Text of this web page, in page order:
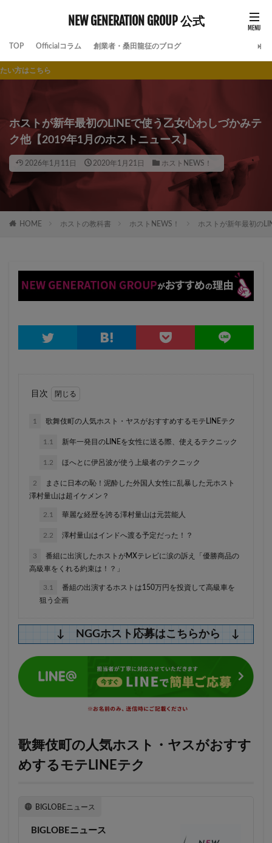
NEW GENERATION GROUP 公式
TOP Officialコラム 創業者・桑田龍征のブログ
ホストが新年最初のLINEで使う乙女心わしづかみテ
ク他【2019年1月のホストニュース】
2026年1月11日 2020年1月21日 ホストNEWS！
HOME ホストの教科書 ホストNEWS！ ホストが新年最初の
目次
1 歌舞伎町の人気ホスト・ヤスがおすすめするモテLINEテク
1.1 新年一発目のLINEを女性に送る際、使えるテクニック
1.2 ほへとに伊呂波が使う上級者のテクニック
2
まさに日本の恥！泥酔した外国人女性に乱暴した元ホスト
澤村量山は超イケメン？
2.1 華麗な経歴を誇る澤村量山は元芸能人
2.2 澤村量山はインドへ渡る予定だった！？
3
番組に出演したホストがMXテレビに涙の訴え「優勝商品の
高級車をくれる約束は！？」
3.1
番組の出演するホストは150万円を投資して高級車を
狙う企画
↓ NGGホスト応募はこちらから ↓
歌舞伎町の人気ホスト・ヤスがおすす
めするモテLINEテク
BIGLOBEニュース
BIGLOBEニュース